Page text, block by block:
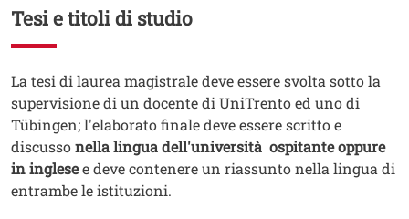
Tesi e titoli di studio
Testo
La tesi di laurea magistrale deve essere svolta sotto la
supervisione di un docente di UniTrento ed uno di
Tübingen; l'elaborato finale deve essere scritto e
discussonella lingua dell'università ospitante oppure
in inglesee deve contenere un riassunto nella lingua di
entrambe le istituzioni.